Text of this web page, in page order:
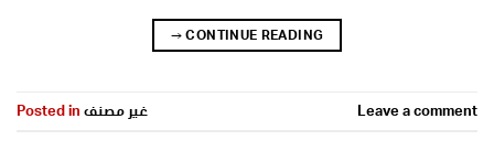
CONTINUE READING
→
Posted in غير مصنف Leave a comment